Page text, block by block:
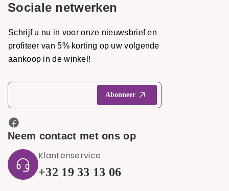
Sociale netwerken
Schrijf u nu in voor onze nieuwsbrief en
profiteer van 5% korting op uw volgende
aankoop in de winkel!
Neem contact met ons op
Klantenservice
+32 19 33 13 06